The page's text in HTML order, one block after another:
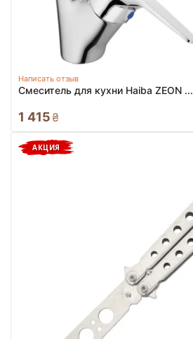
Написать отзыв
Смеситель для кухни Haiba ZEON ...
1 415 ₴
АКЦИЯ